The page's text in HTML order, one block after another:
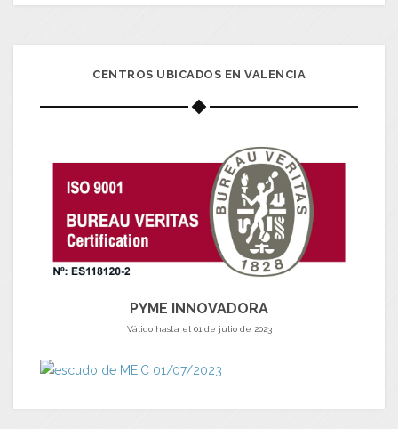
CENTROS UBICADOS EN VALENCIA
PYME INNOVADORA
Válido hasta el 01 de julio de 2023